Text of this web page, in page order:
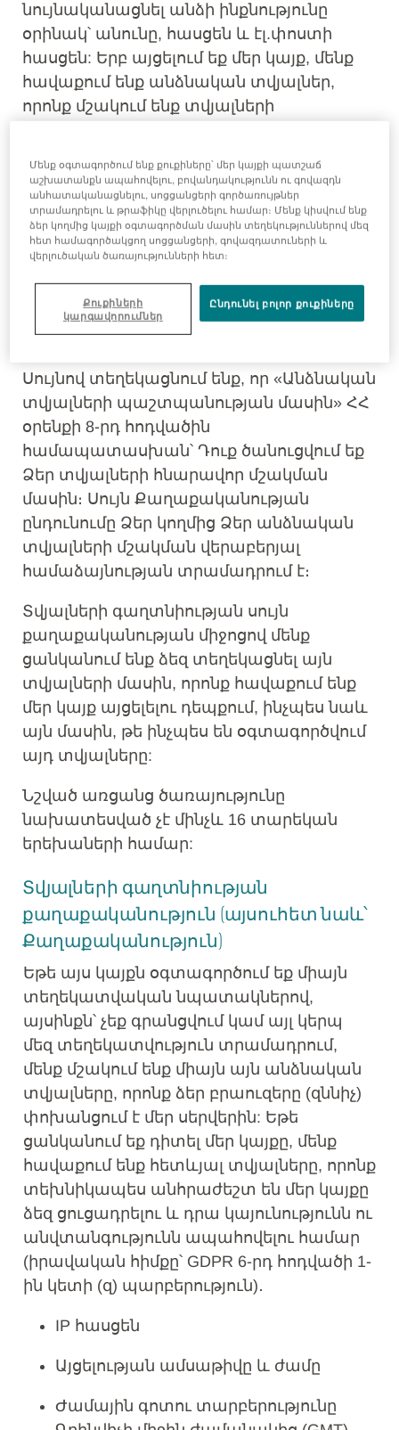
նույնականացնել անձի ինքնությունը
օրինակ՝ անունը, հասցեն և էլ.փոստի
հասցեն: Երբ այցելում եք մեր կայք, մենք
հավաքում ենք անձնական տվյալներ,
որոնք մշակում ենք տվյալների
իրավական ակտերի համաձայն:
Մենք պահպանում ենք ձեր տվյալները
միայն այնքան ժամանակ, որքան
անհրաժեշտ է մեր կայքի աշխատանքի և
հարակից ծառայությունների համար կամ
որքան պարտավոր ենք պահպանել ձեր
տվյալները՝ օրենքի համաձայն:
Սույնով տեղեկացնում ենք, որ «Անձնական
տվյալների պաշտպանության մասին» ՀՀ
օրենքի 8-րդ հոդվածին
համապատասխան՝ Դուք ծանուցվում եք
Ձեր տվյալների հնարավոր մշակման
մասին։ Սույն Քաղաքականության
ընդունումը Ձեր կողմից Ձեր անձնական
տվյալների մշակման վերաբերյալ
համաձայնության տրամադրում է։
Տվյալների գաղտնիության սույն
քաղաքականության միջոցով մենք
ցանկանում ենք ձեզ տեղեկացնել այն
տվյալների մասին, որոնք հավաքում ենք
մեր կայք այցելելու դեպքում, ինչպես նաև
այն մասին, թե ինչպես են օգտագործվում
այդ տվյալները:
Նշված առցանց ծառայությունը
նախատեսված չէ մինչև 16 տարեկան
երեխաների համար:
Տվյալների գաղտնիության
քաղաքականություն (այսուհետ նաև՝
Քաղաքականություն)
Եթե այս կայքն օգտագործում եք միայն
տեղեկատվական նպատակներով,
այսինքն՝ չեք գրանցվում կամ այլ կերպ
մեզ տեղեկատվություն տրամադրում,
մենք մշակում ենք միայն այն անձնական
տվյալները, որոնք ձեր բրաուզերը (զննիչ)
փոխանցում է մեր սերվերին: Եթե ​​
ցանկանում եք դիտել մեր կայքը, մենք
հավաքում ենք հետևյալ տվյալները, որոնք
տեխնիկապես անհրաժեշտ են մեր կայքը
ձեզ ցուցադրելու և դրա կայունությունն ու
անվտանգությունն ապահովելու համար
(իրավական հիմքը՝ GDPR 6-րդ հոդվածի 1-
ին կետի (զ) պարբերություն)․
IP հասցեն
Այցելության ամսաթիվը և ժամը
Ժամային գոտու տարբերությունը
Մենք օգտագործում ենք քուքիները՝ մեր կայքի պատշաճ
աշխատանքն ապահովելու, բովանդակությունն ու գովազդն
անհատականացնելու, սոցցանցերի գործառույթներ
տրամադրելու և թրաֆիկը վերլուծելու համար։ Մենք կիսվում ենք
ձեր կողմից կայքի օգտագործման մասին տեղեկություններով մեզ
հետ համագործակցող սոցցանցերի, գովազդատուների և
վերլուծական ծառայությունների հետ։
Քուքիների
կարգավորումներ
Ընդունել բոլոր քուքիները